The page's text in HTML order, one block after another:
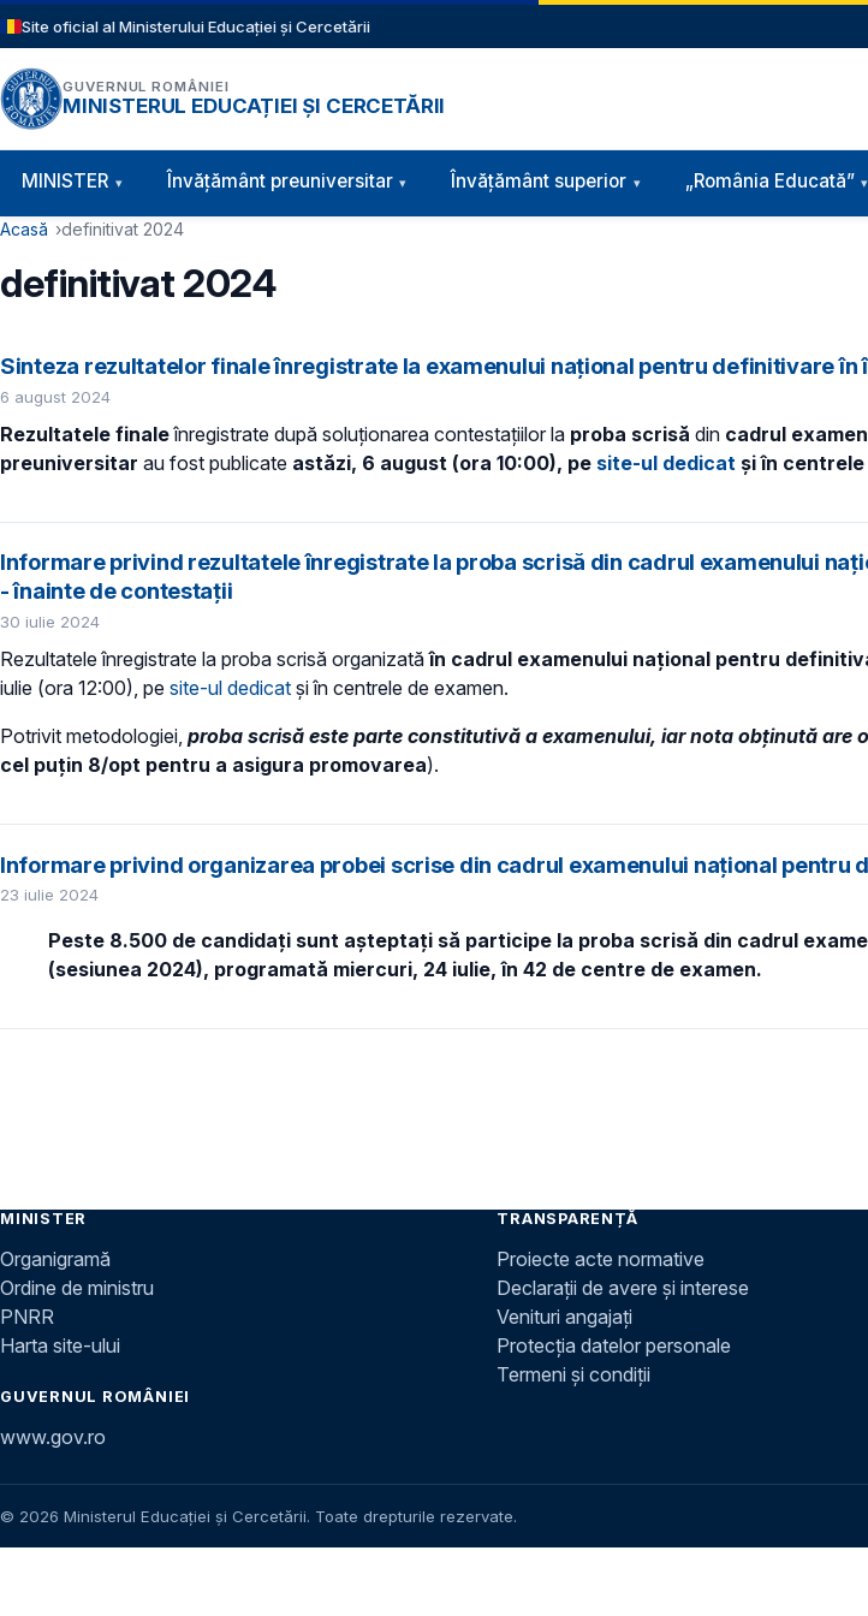
Sari la conținutul principal
Site oficial al Ministerului Educației și Cercetării
GUVERNUL ROMÂNIEI
MINISTERUL EDUCAȚIEI ȘI CERCETĂRII
Navigație principală
MINISTER Învăţământ preuniversitar Învățământ superior „România Educată”
Cale de navigare
Acasă definitivat 2024
definitivat 2024
Sinteza rezultatelor finale înregistrate la examenului național pentru definitivare în
6 august 2024
Rezultatele finaleînregistrate după soluționarea contestațiilor la proba scrisă din cadrul
preuniversitar au fost publicate astăzi, 6 august (ora 10:00), pe site-ul dedicat și în
Informare privind rezultatele înregistrate la proba scrisă din cadrul examenului
- înainte de contestații
30 iulie 2024
Rezultatele înregistrate la proba scrisă organizatăîn cadrul examenului național pentru
iulie (ora 12:00), pe site-ul dedicat și în centrele de examen.
Potrivit metodologiei, proba scrisă este parte constitutivă a examenului, iar nota obținută are
cel puțin 8/opt pentru a asigura promovarea).
Informare privind organizarea probei scrise din cadrul examenului național
23 iulie 2024
Peste 8.500 de candidați sunt așteptați să participe la proba scrisă din cadrul
(sesiunea 2024), programată miercuri, 24 iulie, în 42 de centre de examen.
MINISTER
Organigramă
Ordine de ministru
PNRR
Harta site-ului
GUVERNUL ROMÂNIEI
www.gov.ro
TRANSPARENȚĂ
Proiecte acte normative
Declarații de avere și interese
Venituri angajați
Protecția datelor personale
Termeni și condiții
© 2026 Ministerul Educației și Cercetării. Toate drepturile rezervate.